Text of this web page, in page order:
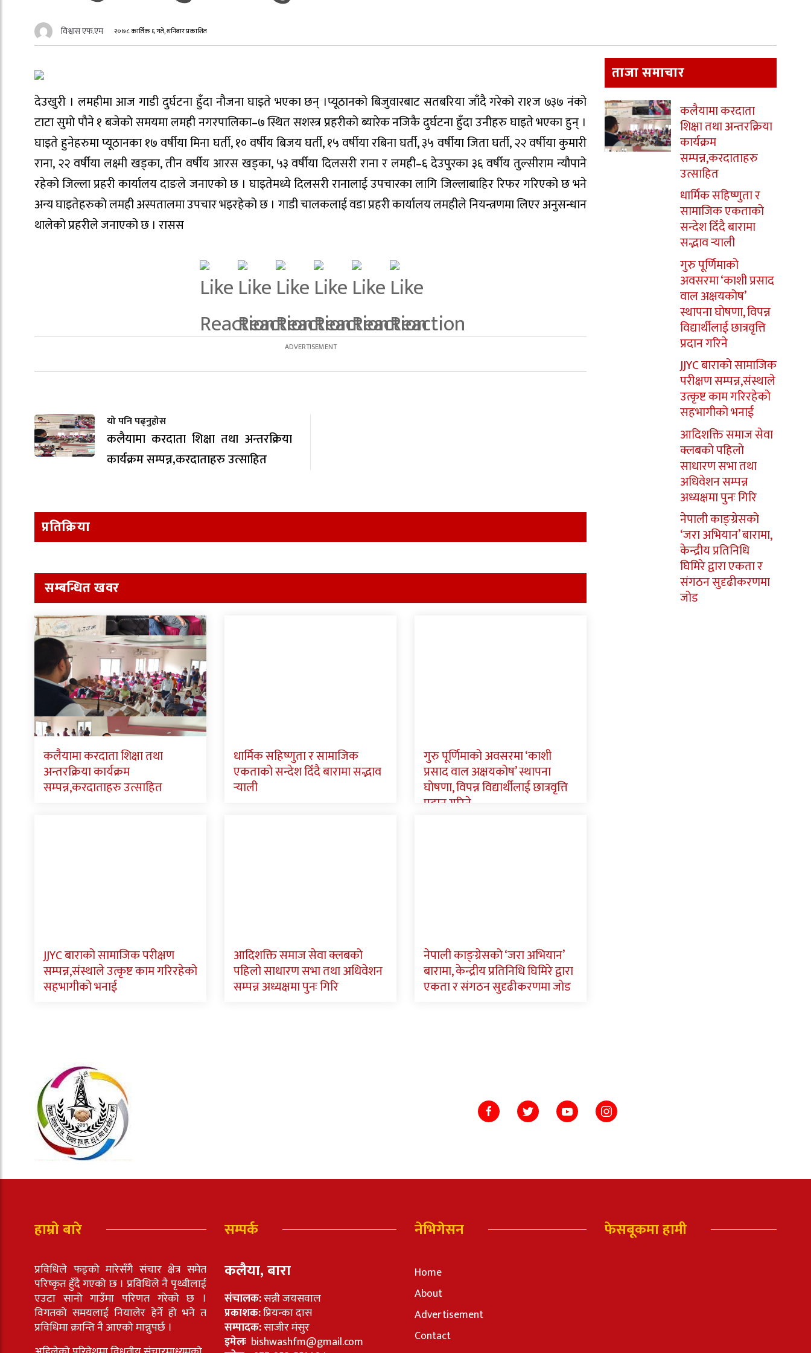
विश्वास एफ.एम २०७८ कार्तिक ६ गते, शनिबार प्रकाशित
देउखुरी । लमहीमा आज गाडी दुर्घटना हुँदा नौजना घाइते भएका छन् ।प्यूठानको बिजुवारबाट सतबरिया जाँदै गरेको रा१ज ७३७ नंको
टाटा सुमो पौने १ बजेको समयमा लमही नगरपालिका–७ स्थित सशस्त्र प्रहरीको ब्यारेक नजिकै दुर्घटना हुँदा उनीहरु घाइते भएका हुन् ।
घाइते हुनेहरुमा प्यूठानका १७ वर्षीया मिना घर्ती, १० वर्षीय बिजय घर्ती, १५ वर्षीया रबिना घर्ती, ३५ वर्षीया जिता घर्ती, २२ वर्षीया कुमारी
राना, २२ वर्षीया लक्ष्मी खड्का, तीन वर्षीय आरस खड्का, ५३ वर्षीया दिलसरी राना र लमही–६ देउपुरका ३६ वर्षीय तुल्सीराम न्यौपाने
रहेको जिल्ला प्रहरी कार्यालय दाङले जनाएको छ । घाइतेमध्ये दिलसरी रानालाई उपचारका लागि जिल्लाबाहिर रिफर गरिएको छ भने
अन्य घाइतेहरुको लमही अस्पतालमा उपचार भइरहेको छ । गाडी चालकलाई वडा प्रहरी कार्यालय लमहीले नियन्त्रणमा लिएर अनुसन्धान
थालेको प्रहरीले जनाएको छ । रासस
यो पनि पढ्नुहोस
कलैयामा करदाता शिक्षा तथा अन्तरक्रिया
कार्यक्रम सम्पन्न,करदाताहरु उत्साहित
प्रतिक्रिया
सम्बन्धित खवर
कलैयामा करदाता शिक्षा तथा
अन्तरक्रिया कार्यक्रम
सम्पन्न,करदाताहरु उत्साहित
धार्मिक सहिष्णुता र सामाजिक
एकताको सन्देश दिँदै बारामा सद्भाव
र्‍याली
गुरु पूर्णिमाको अवसरमा ‘काशी
प्रसाद वाल अक्षयकोष’ स्थापना
घोषणा, विपन्न विद्यार्थीलाई छात्रवृत्ति
प्रदान गरिने
JJYC बाराको सामाजिक परीक्षण
सम्पन्न,संस्थाले उत्कृष्ट काम गरिरहेको
सहभागीको भनाई
आदिशक्ति समाज सेवा क्लबको
पहिलो साधारण सभा तथा अधिवेशन
सम्पन्न अध्यक्षमा पुनः गिरि
नेपाली काङ्ग्रेसको ‘जरा अभियान’
बारामा, केन्द्रीय प्रतिनिधि घिमिरे द्वारा
एकता र संगठन सुदृढीकरणमा जोड
ताजा समाचार
कलैयामा करदाता
शिक्षा तथा अन्तरक्रिया
कार्यक्रम
सम्पन्न,करदाताहरु
उत्साहित
धार्मिक सहिष्णुता र
सामाजिक एकताको
सन्देश दिँदै बारामा
सद्भाव र्‍याली
गुरु पूर्णिमाको
अवसरमा ‘काशी प्रसाद
वाल अक्षयकोष’
स्थापना घोषणा, विपन्न
विद्यार्थीलाई छात्रवृत्ति
प्रदान गरिने
JJYC बाराको सामाजिक
परीक्षण सम्पन्न,संस्थाले
उत्कृष्ट काम गरिरहेको
सहभागीको भनाई
आदिशक्ति समाज सेवा
क्लबको पहिलो
साधारण सभा तथा
अधिवेशन सम्पन्न
अध्यक्षमा पुनः गिरि
नेपाली काङ्ग्रेसको
‘जरा अभियान’ बारामा,
केन्द्रीय प्रतिनिधि
घिमिरे द्वारा एकता र
संगठन सुदृढीकरणमा
जोड
हाम्रो बारे
प्रविधिले फड्को मारेसँगै संचार क्षेत्र समेत
परिष्कृत हुँदै गएको छ । प्रविधिले नै पृथ्वीलाई
एउटा सानो गाउँमा परिणत गरेको छ ।
विगतको समयलाई नियालेर हेर्ने हो भने त
प्रविधिमा क्रान्ति नै आएको मान्नुपर्छ ।
सम्पर्क
कलैया, बारा
संचालक:सन्नी जयसवाल
प्रकाशक:प्रियन्का दास
सम्पादक:साजीर मंसुर
इमेलः bishwashfm@gmail.com
नेभिगेसन
Home
About
Advertisement
Contact
फेसबूकमा हामी